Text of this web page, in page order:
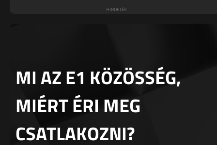
MI AZ E1 KÖZÖSSÉG,
MIÉRT ÉRI MEG
CSATLAKOZNI?